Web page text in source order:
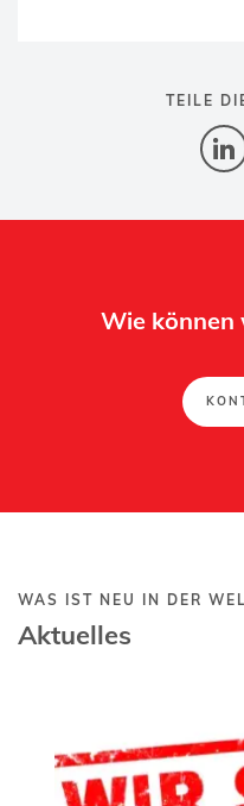
TEILE
Wie können
WAS IST NEU IN DER
Aktuelles